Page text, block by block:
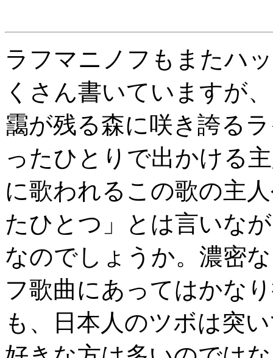
ラフマニノフもまたハ
くさん書いていますが
靄が残る森に咲き誇る
ったひとりで出かける
に歌われるこの歌の主
たひとつ」とは言いな
なのでしょうか。濃密
フ歌曲にあってはかな
も、日本人のツボは突